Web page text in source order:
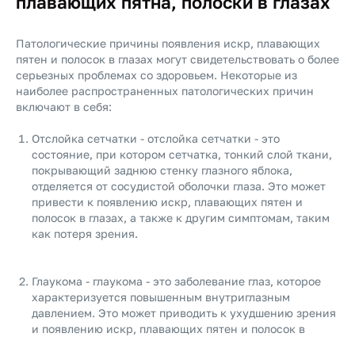
Патологические причины появления искр, плавающих
пятен и полосок в глазах могут свидетельствовать о более
серьезных проблемах со здоровьем. Некоторые из
наиболее распространенных патологических причин
включают в себя:
Отслойка сетчатки - отслойка сетчатки - это
состояние, при котором сетчатка, тонкий слой ткани,
покрывающий заднюю стенку глазного яблока,
отделяется от сосудистой оболочки глаза. Это может
привести к появлению искр, плавающих пятен и
полосок в глазах, а также к другим симптомам, таким
как потеря зрения.
Глаукома - глаукома - это заболевание глаз, которое
характеризуется повышенным внутриглазным
давлением. Это может приводить к ухудшению зрения
и появлению искр, плавающих пятен и полосок в